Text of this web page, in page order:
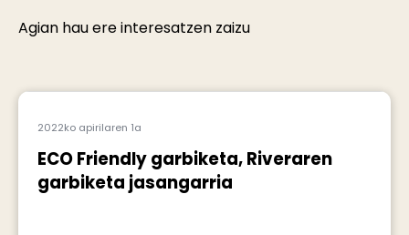
Agian hau ere interesatzen zaizu
2022ko apirilaren 1a
ECO Friendly garbiketa, Riveraren
garbiketa jasangarria